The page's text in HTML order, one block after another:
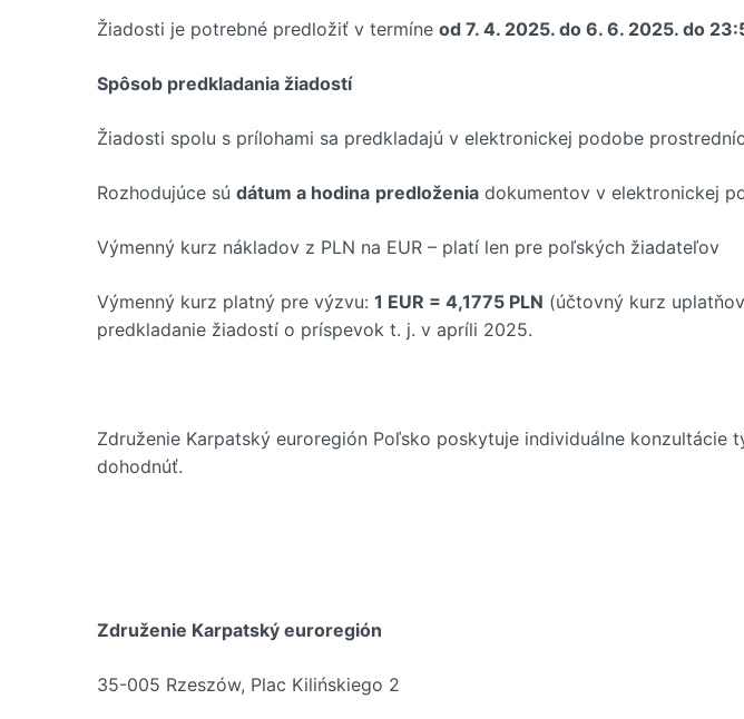
Žiadosti je potrebné predložiť v termíne od 7. 4. 2025. do 6. 6. 2025. do
Spôsob predkladania žiadostí
Žiadosti spolu s prílohami sa predkladajú v elektronickej podobe
Rozhodujúce sú dátum a hodina predloženia dokumentov v elektronickej
Výmenný kurz nákladov z PLN na EUR – platí len pre poľských žiadateľov
Výmenný kurz platný pre výzvu: 1 EUR = 4,1775 PLN (účtovný kurz
predkladanie žiadostí o príspevok t. j. v apríli 2025.
Združenie Karpatský euroregión Poľsko poskytuje individuálne
dohodnúť.
Združenie Karpatský euroregión
35-005 Rzeszów, Plac Kilińskiego 2